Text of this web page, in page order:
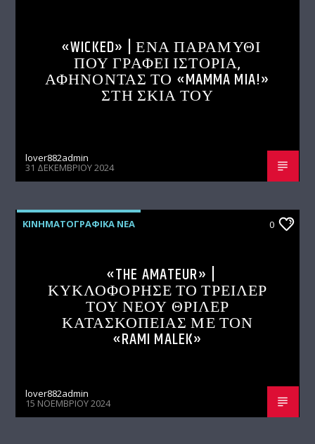
«WICKED» | ΈΝΑ ΠΑΡΑΜΥΘΙ
ΠΟΥ ΓΡΑΦΕΙ ΙΣΤΟΡΙΑ,
ΑΦΗΝΟΝΤΑΣ ΤΟ «MAMMA MIA!»
ΣΤΗ ΣΚΙΑ ΤΟΥ
lover882admin
31 ΔΕΚΕΜΒΡΊΟΥ 2024
ΚΙΝΗΜΑΤΟΓΡΑΦΙΚΑ ΝΕΑ 0
«THE AMATEUR» |
ΚΥΚΛΟΦΟΡΗΣΕ ΤΟ ΤΡΕΙΛΕΡ
ΤΟΥ ΝΕΟΥ ΘΡΙΛΕΡ
ΚΑΤΑΣΚΟΠΕΙΑΣ ΜΕ ΤΟΝ
«RAMI MALEK»
lover882admin
15 ΝΟΕΜΒΡΊΟΥ 2024